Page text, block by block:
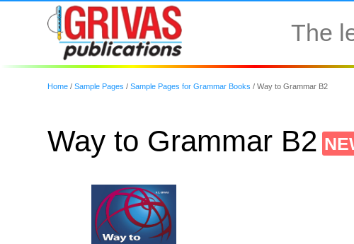
The
Home / Sample Pages / Sample Pages for Grammar Books / Way to Grammar B2
Way to Grammar B2